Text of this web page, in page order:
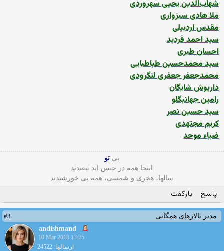
شهاب‌الدین یحیی سهروردی
ملا هادی سبزواری
مقدس اردبیلی
سید احمد فردید
احسان طبری
سید محمدحسین طباطبایی
محمدجعفر جعفری لنگرودی
داریوش شایگان
رامین جهانبگلو
سید حسین نصر
کریم مجتهدی
ضیاء موحد
بی تو
اینجا همه در حبس ابد تبعیدند
سالها، هجری و شمسی، همه بی خورشیدند
پاسخ بازگفت
مدیر تالارهای همگانی
#3
andishmand
10 Mar 2018 13:25
ارسالها: 24522